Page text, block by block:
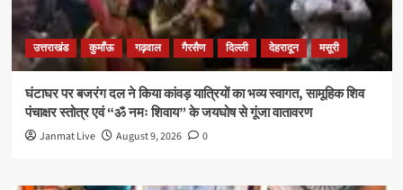
उत्तराखंड कुमाँऊ गढ़वाल गैरसैण दिल्ली देहरादून मसूरी
घंटाघर पर बजरंग दल ने किया कांवड़ यात्रियों का भव्य स्वागत, सामूहिक शिव
पंचाक्षर स्तोत्र एवं “ॐ नमः शिवाय” के जयघोष से गूंजा वातावरण
Janmat Live August 9, 2026 0